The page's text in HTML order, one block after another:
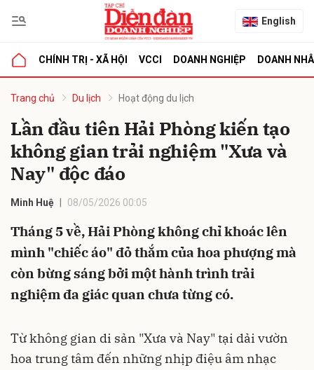
English
CHÍNH TRỊ - XÃ HỘI VCCI DOANH NGHIỆP DOANH
Trang chủ Du lịch Hoạt động du lịch
Lần đầu tiên Hải Phòng kiến tạo
không gian trải nghiệm "Xưa và
Nay" độc đáo
Minh Huệ 08/05/2026 00:05
Tháng 5 về, Hải Phòng không chỉ khoác lên
mình "chiếc áo" đỏ thắm của hoa phượng mà
còn bừng sáng bởi một hành trình trải
nghiệm đa giác quan chưa từng có.
Từ không gian di sản "Xưa và Nay" tại dải vườn
hoa trung tâm đến những nhịp điệu âm nhạc
luận
Hủy